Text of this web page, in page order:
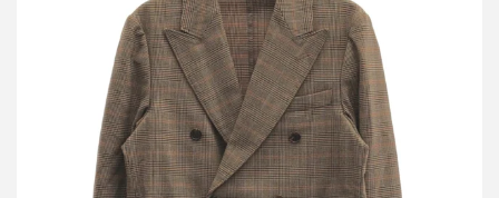
キャバン 22AW ウールストレッチ ダブルブレストジャケット 59-
07-24-07004
買取金額12,000円